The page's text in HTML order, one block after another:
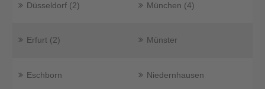
Düsseldorf (2)
Erfurt (2)
Eschborn
München (4)
Münster
Niedernhausen